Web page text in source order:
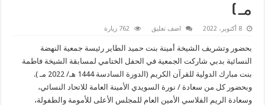
مـ )
8 أكتوبر، 2022 اضف تعليق 762 زيارة
بحضور وتشريف الشيخة أمينة بنت حميد الطاير رئيسة جمعية النهضة
النسائية بدبي شاركت الجمعية في الحفل الختامي لمسابقة الشيخة فاطمة
بنت مبارك الدولية للقرآن الكريم (الدورة السادسة 1444 هـ/ 2022 مـ ).
وبحضور كل من سعادة / نورة السويدي الأمينة العامة للاتحاد النسائي،
وسعادة الريم الفلاسي الأمين العام للمجلس الأعلى للأمومة والطفولة،